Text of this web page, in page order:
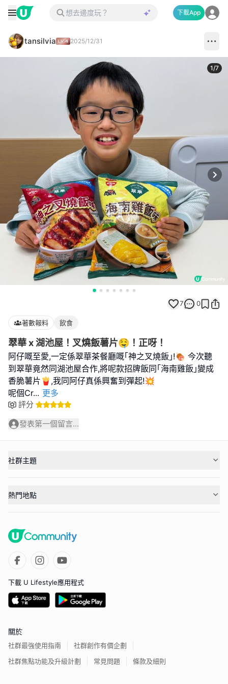
下載App
tansilvia 2025/12/31
1/7
7 0
著數報料 飲食
翠華 x 湖池屋！叉燒飯薯片🤤！正呀！
阿仔嘅至愛,一定係翠華茶餐廳嘅｢神之叉燒飯｣!🍖 今次聽
到翠華竟然同湖池屋合作,將呢款招牌飯同｢海南雞飯｣變成
香脆薯片🍟,我同阿仔真係興奮到彈起!💥
呢個Cr... 更多
評分
發表第一個留言...
社群主題
熱門地點
下載 U Lifestyle應用程式
關於
社群最強使用指南
社群創作有價企劃
社群焦點功能及升級計劃
常見問題 條款及細則